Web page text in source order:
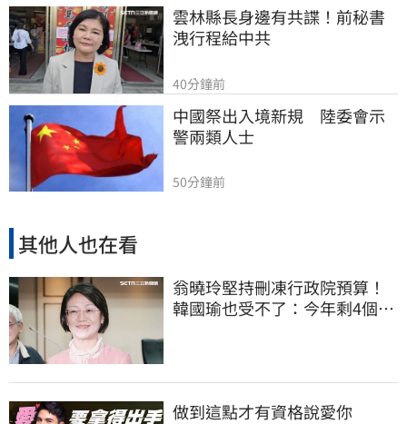
雲林縣長身邊有共諜！前秘書
洩行程給中共
40分鐘前
中國祭出入境新規　陸委會示
警兩類人士
50分鐘前
其他人也在看
翁曉玲堅持刪凍行政院預算！
韓國瑜也受不了：今年剩4個月
做到這點才有資格說愛你